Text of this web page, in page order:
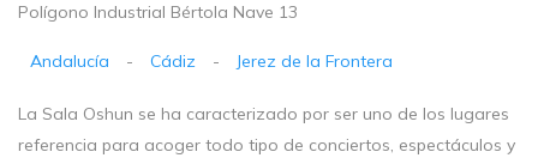
Polígono Industrial Bértola Nave 13
Andalucía - Cádiz - Jerez de la Frontera
La Sala Oshun se ha caracterizado por ser uno de los lugares
referencia para acoger todo tipo de conciertos, espectáculos y